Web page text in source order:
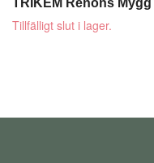
TRIKEM Renons
Tillfälligt slut i lager.